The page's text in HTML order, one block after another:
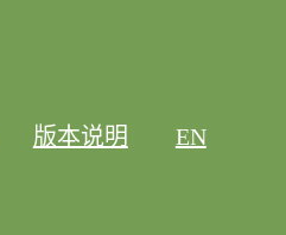
版本说明 EN